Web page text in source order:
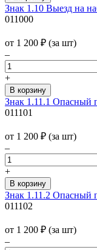
Знак 1.10 Выезд на
011000
от 1 200 ₽ (за шт)
–
+
Знак 1.11.1 Опасный
011101
от 1 200 ₽ (за шт)
–
+
Знак 1.11.2 Опасный
011102
от 1 200 ₽ (за шт)
–